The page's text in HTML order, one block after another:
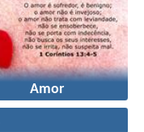
Amor